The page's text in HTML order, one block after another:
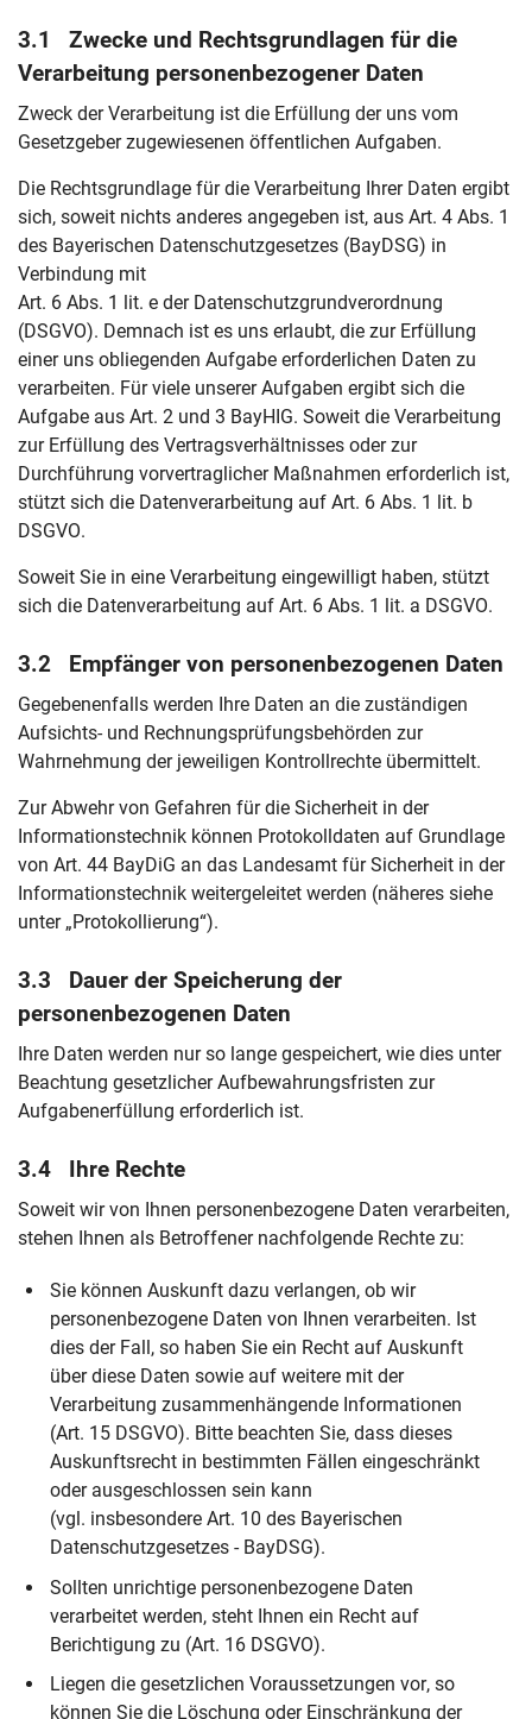
3.1 Zwecke und Rechtsgrundlagen für die
Verarbeitung personenbezogener Daten
Zweck der Verarbeitung ist die Erfüllung der uns vom
Gesetzgeber zugewiesenen öffentlichen Aufgaben.
Die Rechtsgrundlage für die Verarbeitung Ihrer Daten ergibt
sich, soweit nichts anderes angegeben ist, aus Art. 4 Abs. 1
des Bayerischen Datenschutzgesetzes (BayDSG) in
Verbindung mit
Art. 6 Abs. 1 lit. e der Datenschutzgrundverordnung
(DSGVO). Demnach ist es uns erlaubt, die zur Erfüllung
einer uns obliegenden Aufgabe erforderlichen Daten zu
verarbeiten. Für viele unserer Aufgaben ergibt sich die
Aufgabe aus Art. 2 und 3 BayHIG. Soweit die Verarbeitung
zur Erfüllung des Vertragsverhältnisses oder zur
Durchführung vorvertraglicher Maßnahmen erforderlich ist,
stützt sich die Datenverarbeitung auf Art. 6 Abs. 1 lit. b
DSGVO.
Soweit Sie in eine Verarbeitung eingewilligt haben, stützt
sich die Datenverarbeitung auf Art. 6 Abs. 1 lit. a DSGVO.
3.2 Empfänger von personenbezogenen Daten
Gegebenenfalls werden Ihre Daten an die zuständigen
Aufsichts- und Rechnungsprüfungsbehörden zur
Wahrnehmung der jeweiligen Kontrollrechte übermittelt.
Zur Abwehr von Gefahren für die Sicherheit in der
Informationstechnik können Protokolldaten auf Grundlage
von Art. 44 BayDiG an das Landesamt für Sicherheit in der
Informationstechnik weitergeleitet werden (näheres siehe
unter „Protokollierung“).
3.3 Dauer der Speicherung der
personenbezogenen Daten
Ihre Daten werden nur so lange gespeichert, wie dies unter
Beachtung gesetzlicher Aufbewahrungsfristen zur
Aufgabenerfüllung erforderlich ist.
3.4 Ihre Rechte
Soweit wir von Ihnen personenbezogene Daten verarbeiten,
stehen Ihnen als Betroffener nachfolgende Rechte zu:
Sie können Auskunft dazu verlangen, ob wir
personenbezogene Daten von Ihnen verarbeiten. Ist
dies der Fall, so haben Sie ein Recht auf Auskunft
über diese Daten sowie auf weitere mit der
Verarbeitung zusammenhängende Informationen
(Art. 15 DSGVO). Bitte beachten Sie, dass dieses
Auskunftsrecht in bestimmten Fällen eingeschränkt
oder ausgeschlossen sein kann
(vgl. insbesondere Art. 10 des Bayerischen
Datenschutzgesetzes - BayDSG).
Sollten unrichtige personenbezogene Daten
verarbeitet werden, steht Ihnen ein Recht auf
Berichtigung zu (Art. 16 DSGVO).
Liegen die gesetzlichen Voraussetzungen vor, so
können Sie die Löschung oder Einschränkung der